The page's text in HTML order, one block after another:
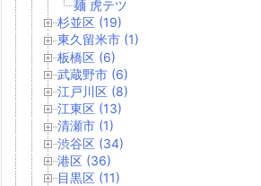
麺 虎テツ
杉並区 (19)
東久留米市 (1)
板橋区 (6)
武蔵野市 (6)
江戸川区 (8)
江東区 (13)
清瀬市 (1)
渋谷区 (34)
港区 (36)
目黒区 (11)